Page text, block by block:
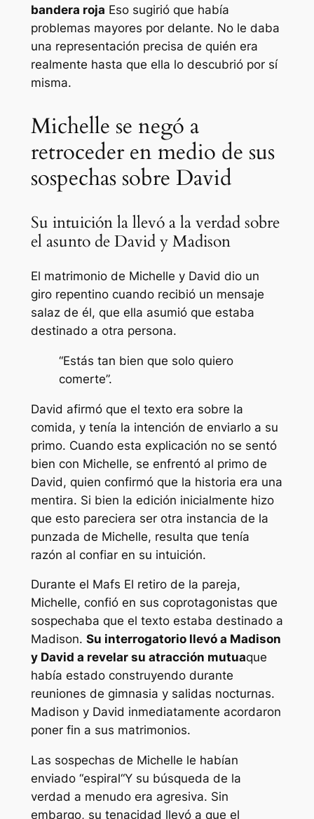
bandera roja Eso sugirió que había
problemas mayores por delante. No le daba
una representación precisa de quién era
realmente hasta que ella lo descubrió por sí
misma.
Michelle se negó a
retroceder en medio de sus
sospechas sobre David
Su intuición la llevó a la verdad sobre
el asunto de David y Madison
El matrimonio de Michelle y David dio un
giro repentino cuando recibió un mensaje
salaz de él, que ella asumió que estaba
destinado a otra persona.
“Estás tan bien que solo quiero
comerte”.
David afirmó que el texto era sobre la
comida, y tenía la intención de enviarlo a su
primo. Cuando esta explicación no se sentó
bien con Michelle, se enfrentó al primo de
David, quien confirmó que la historia era una
mentira. Si bien la edición inicialmente hizo
que esto pareciera ser otra instancia de la
punzada de Michelle, resulta que tenía
razón al confiar en su intuición.
Durante el Mafs El retiro de la pareja,
Michelle, confió en sus coprotagonistas que
sospechaba que el texto estaba destinado a
Madison. Su interrogatorio llevó a Madison
y David a revelar su atracción mutuaque
había estado construyendo durante
reuniones de gimnasia y salidas nocturnas.
Madison y David inmediatamente acordaron
poner fin a sus matrimonios.
Las sospechas de Michelle le habían
enviado “espiral“Y su búsqueda de la
verdad a menudo era agresiva. Sin
embargo, su tenacidad llevó a que el